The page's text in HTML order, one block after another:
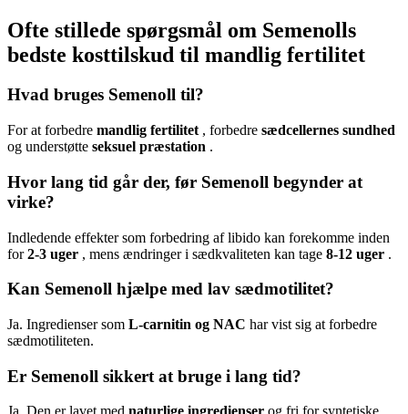
Ofte stillede spørgsmål om Semenolls
bedste kosttilskud til mandlig fertilitet
Hvad bruges Semenoll til?
For at forbedre mandlig fertilitet , forbedre sædcellernes sundhed
og understøtte seksuel præstation .
Hvor lang tid går der, før Semenoll begynder at
virke?
Indledende effekter som forbedring af libido kan forekomme inden
for2-3 uger , mens ændringer i sædkvaliteten kan tage 8-12 uger .
Kan Semenoll hjælpe med lav sædmotilitet?
Ja. Ingredienser som L-carnitin og NAC har vist sig at forbedre
sædmotiliteten.
Er Semenoll sikkert at bruge i lang tid?